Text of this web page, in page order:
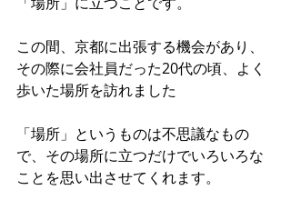
この間、京都に出張する機会があり、
その際に会社員だった20代の頃、よく
歩いた場所を訪れました
「場所」というものは不思議なもの
で、その場所に立つだけでいろいろな
ことを思い出させてくれます。